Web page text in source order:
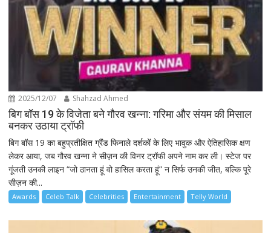
2025/12/07 Shahzad Ahmed
बिग बॉस 19 के विजेता बने गौरव खन्ना: गरिमा और संयम की मिसाल
बनकर उठाया ट्रॉफी
बिग बॉस 19 का बहुप्रतीक्षित ग्रैंड फिनाले दर्शकों के लिए भावुक और ऐतिहासिक क्षण
लेकर आया, जब गौरव खन्ना ने सीज़न की विनर ट्रॉफी अपने नाम कर ली। स्टेज पर
गूंजती उनकी लाइन “जो ठानता हूं वो हासिल करता हूं” न सिर्फ उनकी जीत, बल्कि पूरे
सीज़न की...
Awards Celeb Talk Celebrities Entertainment Telly World